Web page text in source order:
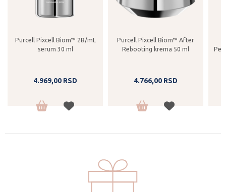
Purcell Pixcell Biom™ 2B/mL
serum 30 ml
4.969,00 RSD
Purcell Pixcell Biom™ After
Rebooting krema 50 ml
4.766,00 RSD